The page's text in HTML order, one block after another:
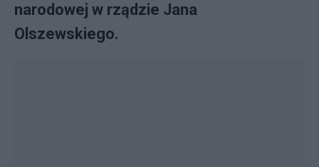
narodowej w rządzie Jana
Olszewskiego.